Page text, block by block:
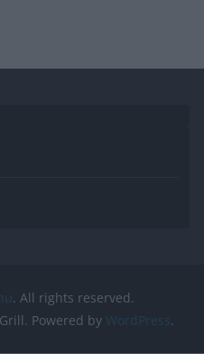
. All rights reserved.
Powered by WordPress.